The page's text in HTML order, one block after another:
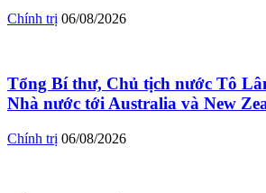
Chính trị 06/08/2026
Tổng Bí thư, Chủ tịch nước Tô
Nhà nước tới Australia và New
Chính trị 06/08/2026